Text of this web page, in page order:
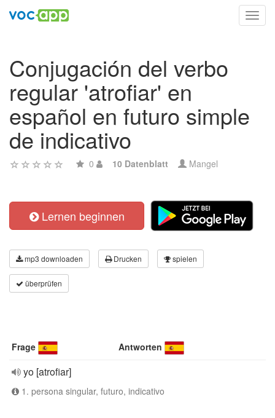
Conjugación del verbo
regular 'atrofiar' en
español en futuro simple
de indicativo
0 10 Datenblatt Mangel
Lernen beginnen
mp3 downloaden Drucken spielen
überprüfen
Frage Antworten
yo [atrofiar]
1. persona singular, futuro, indicativo